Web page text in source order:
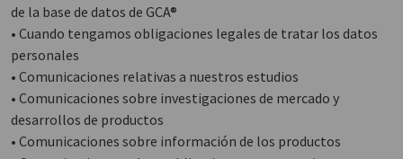
de la base de datos de GCA®
• Cuando tengamos obligaciones legales de tratar los datos
personales
• Comunicaciones relativas a nuestros estudios
• Comunicaciones sobre investigaciones de mercado y
desarrollos de productos
• Comunicaciones sobre información de los productos